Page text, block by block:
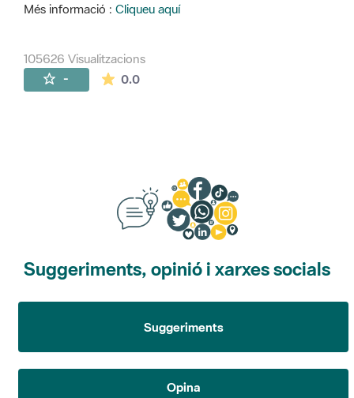
Més informació : Cliqueu aquí
105626 Visualitzacions
- 0.0La mitjana de les valoracions és de 0
Suggeriments, opinió i xarxes socials
Suggeriments
Opina